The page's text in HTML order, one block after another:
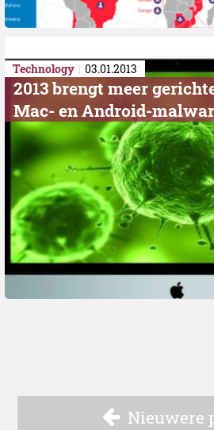
Technology 03.01.2013
2013 brengt meer
Mac- en Android-
Nieuwere